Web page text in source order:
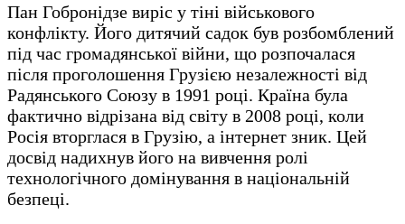
Пан Гобронідзе виріс у тіні військового
конфлікту. Його дитячий садок був розбомблений
під час громадянської війни, що розпочалася
після проголошення Грузією незалежності від
Радянського Союзу в 1991 році. Країна була
фактично відрізана від світу в 2008 році, коли
Росія вторглася в Грузію, а інтернет зник. Цей
досвід надихнув його на вивчення ролі
технологічного домінування в національній
безпеці.